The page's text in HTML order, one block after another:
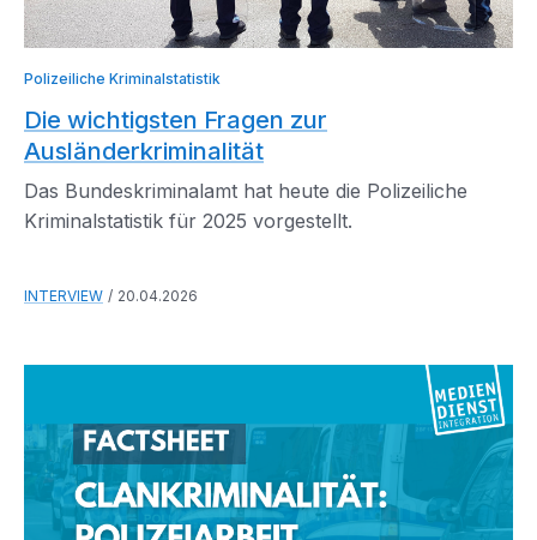
Polizeiliche Kriminalstatistik
Die wichtigsten Fragen zur
Ausländerkriminalität
Das Bundeskriminalamt hat heute die Polizeiliche
Kriminalstatistik für 2025 vorgestellt.
INTERVIEW 20.04.2026